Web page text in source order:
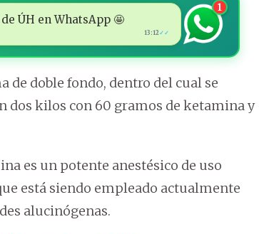
ÚH en WhatsApp 🤩
13:12✓✓
1
de doble fondo, dentro del cual se
dos kilos con 60 gramos de ketamina y
es un potente anestésico de uso
está siendo empleado actualmente
alucinógenas.